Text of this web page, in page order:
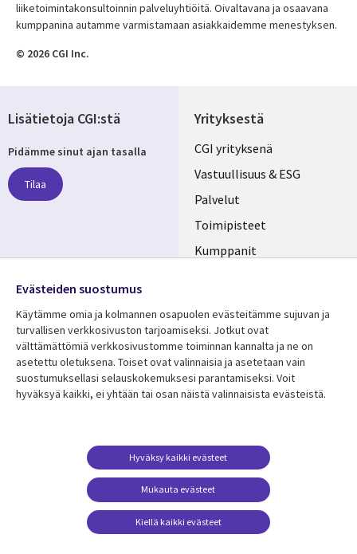
liiketoimintakonsultoinnin palveluyhtiöitä. Oivaltavana ja osaavana
kumppanina autamme varmistamaan asiakkaidemme menestyksen.
© 2026 CGI Inc.
Yrityksestä
Useful
links
FINLAND
CGI yrityksenä
Vastuullisuus & ESG
Palvelut
Toimipisteet
Kumppanit
Resurssikeskus
Library
FINLAND
Asiakastarinat
Lisätietoa
Legal
Tietosuoja
Käyttöehdot
Yhteystiedot
Evästeasetuksesi
Lisätietoja CGI:stä
Pidämme sinut ajan tasalla
Tilaa
Media
FINLAND
Evästeiden suostumus
Käytämme omia ja kolmannen osapuolen evästeitämme sujuvan ja
turvallisen verkkosivuston tarjoamiseksi. Jotkut ovat
välttämättömiä verkkosivustomme toiminnan kannalta ja ne on
asetettu oletuksena. Toiset ovat valinnaisia ​​ja asetetaan vain
suostumuksellasi selauskokemuksesi parantamiseksi. Voit
hyväksyä kaikki, ei yhtään tai osan näistä valinnaisista evästeistä.
Mukauta evästeet
Hyväksy kaikki evästeet
Kiellä kaikki evästeet